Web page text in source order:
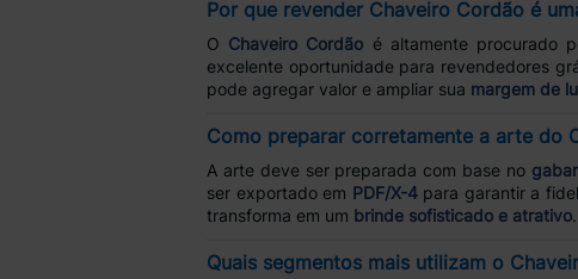
Por que revender Chaveiro Cordão é
O Chaveiro Cordão é altamente procurado
excelente oportunidade para revendedores
pode agregar valor e ampliar sua margem de
Como preparar corretamente a arte do
A arte deve ser preparada com base no
ser exportado em PDF/X-4para garantir a
transforma em um brinde sofisticado e atrativo.
Quais segmentos mais utilizam o